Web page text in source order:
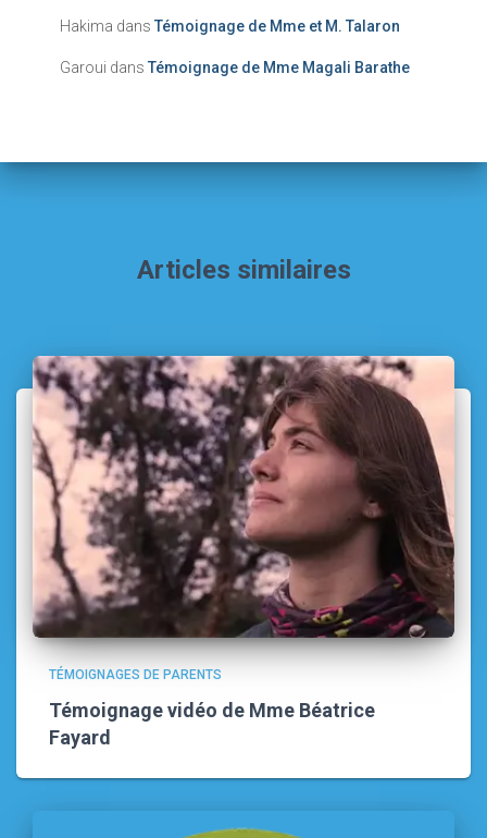
Hakima dans Témoignage de Mme et M. Talaron
Garoui dans Témoignage de Mme Magali Barathe
Articles similaires
TÉMOIGNAGES DE PARENTS
Témoignage vidéo de Mme Béatrice
Fayard